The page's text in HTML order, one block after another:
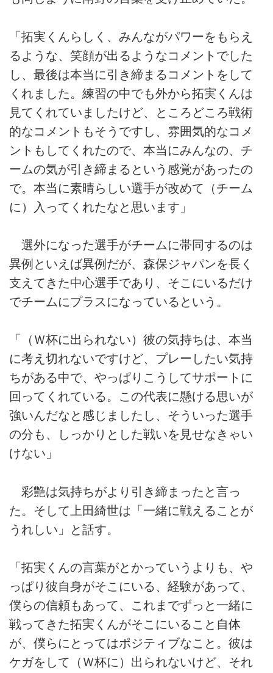
「拓実くんらしく、みんながパワーをもらえ
るような、笑顔が出るようなコメントでした
し、最後は本当に引き締まるコメントをして
くれました。練習の中でも外から拓実くんは
見てくれていましたけど、ところどころ戦術
的なコメントもそうですし、雰囲気的なコメ
ントもしてくれたので、本当にみんなの、チ
ームの気が引き締まるという感覚があったの
で。本当に素晴らしい選手が改めて（チーム
に）入ってくれたなと思います」
選外になった選手がチームに帯同するのは
異例といえば異例だが、森保ジャパンを長く
支えてきた中心選手であり、そこにいるだけ
でチームにプラスになっているという。
「（Ｗ杯に出られない）彼の気持ちは、本当
に考え切れないですけど、プレーしたい気持
ちがある中で、やっぱりこうしてサポートに
回ってくれている。この代表に懸ける思いが
強いんだなと感じましたし、そういった選手
の分も、しっかりとした戦いを見せなきゃい
けない」
彩艶は気持ちがより引き締まったと言っ
た。そして上田綺世は「一緒に戦えることが
うれしい」と話す。
「拓実くんの言葉がとかっていうよりも、や
っぱり彼自身がそこにいる、経験があって、
僕らの信頼もあって、これまでずっと一緒に
戦ってきた拓実くんがそこにいること自体
が、僕らにとってはポジティブなこと。彼は
ケガをして（Ｗ杯に）出られないけど、それ